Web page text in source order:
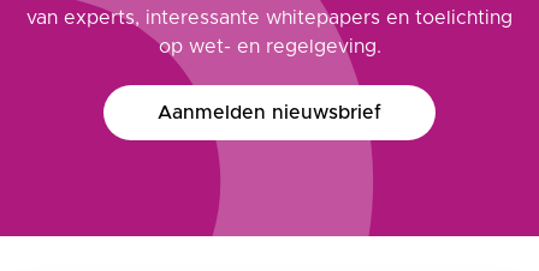
van experts, interessante whitepapers en toelichting
op wet- en regelgeving.
Aanmelden nieuwsbrief